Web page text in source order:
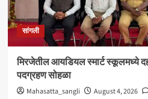
सांगली
मिरजेतील आयडियल स्मार्ट स्कूलमध्ये
पदग्रहण सोहळा
Mahasatta_sangli August 4, 2026